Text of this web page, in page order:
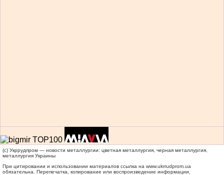
(c) Укррудпром — новости металлургии: цветная металлургия, черная металлургия,
металлургия Украины
При цитировании и использовании материалов ссылка на www.ukrrudprom.ua
обязательна. Перепечатка, копирование или воспроизведение информации,